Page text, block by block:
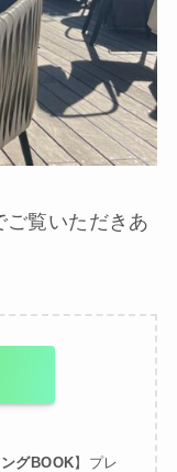
覧いただきあ
グBOOK】プレ